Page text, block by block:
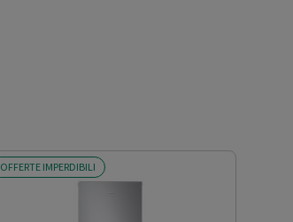
OFFERTE IMPERDIBILI